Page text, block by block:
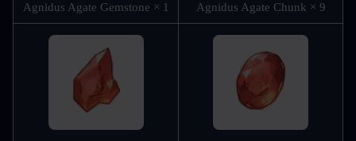
Agnidus Agate Gemstone × 1 Agnidus Agate Chunk × 9